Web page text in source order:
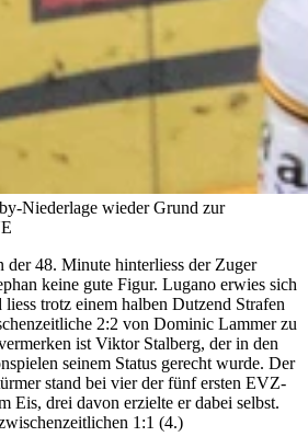
Niederlage wieder Grund zur
48. Minute hinterliess der Zuger
keine gute Figur. Lugano erwies sich
trotz einem halben Dutzend Strafen
2:2 von Dominic Lammer zu
ist Viktor Stalberg, der in den
seinem Status gerecht wurde. Der
stand bei vier der fünf ersten EVZ-
Eis, drei davon erzielte er dabei selbst.
1:1 (4.)